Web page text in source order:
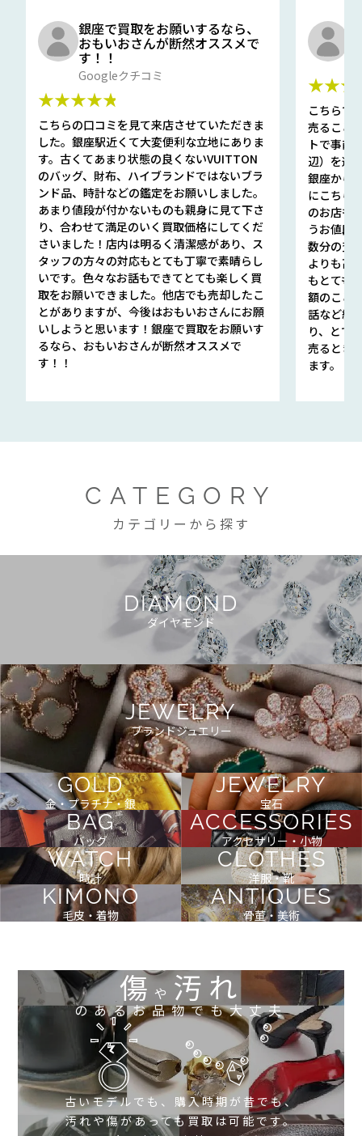
銀座で買取をお願いするなら、
おもいおさんが断然オススメで
す！！
Googleクチコミ
★★★★★
こちらの口コミを見て来店させていただきま
した。銀座駅近くて大変便利な立地にありま
す。古くてあまり状態の良くないVUITTON
のバッグ、財布、ハイブランドではないブラ
ンド品、時計などの鑑定をお願いしました。
あまり値段が付かないものも親身に見て下さ
り、合わせて満足のいく買取価格にしてくだ
さいました！店内は明るく清潔感があり、ス
タッフの方々の対応もとても丁寧で素晴らし
いです。色々なお話もできてとても楽しく買
取をお願いできました。他店でも売却したこ
とがありますが、今後はおもいおさんにお願
いしようと思います！銀座で買取をお願いす
るなら、おもいおさんが断然オススメで
す！！
こちらで
売ること
トで事前
辺）を選
銀座から
にこちら
のお店も
うお値段
数分の査
よりも高
もとても
額のこと
話など細
り、とて
売るとき
ます。
CATEGORY
カテゴリーから探す
DIAMOND
ダイヤモンド
JEWELRY
ブランドジュエリー
GOLD
金・プラチナ・銀
JEWELRY
宝石
BAG
バッグ
ACCESSORIES
アクセサリー・小物
WATCH
時計
CLOTHES
洋服・靴
KIMONO
毛皮・着物
ANTIQUES
骨董・美術
傷や 汚れ
のあるお品物でも大丈夫
古いモデルでも、購入時期が昔でも、
汚れや傷があっても買取は可能です。